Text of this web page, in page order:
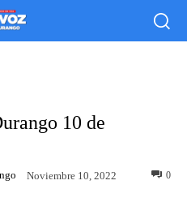
10 de
Noviembre 10, 2022 0